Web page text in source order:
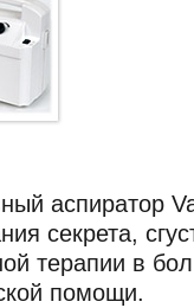
аспиратор
секрета,
терапии в
помощи.